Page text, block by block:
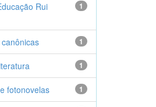
1
Rui
1
1
1
fotonovelas